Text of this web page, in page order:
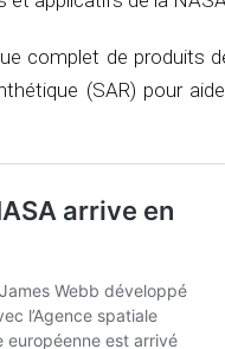
complet de produits
(SAR) pour